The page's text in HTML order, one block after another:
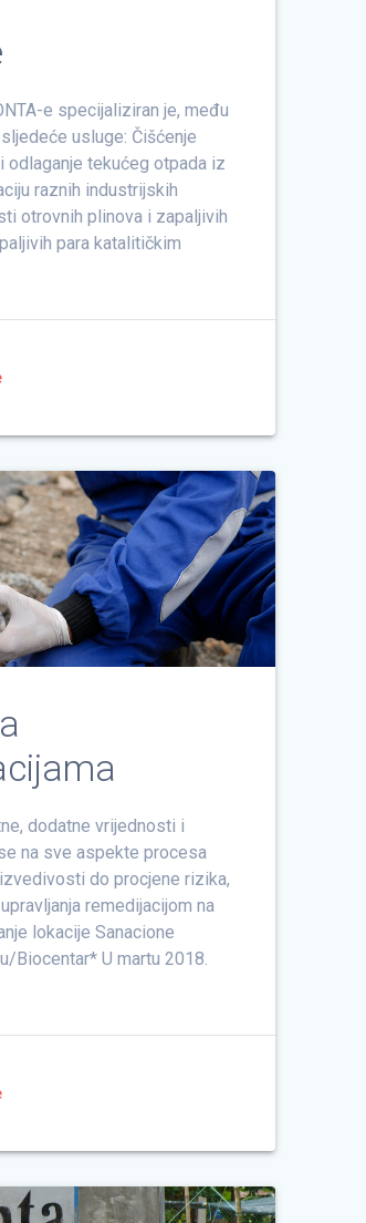
e specijaliziran je, među
usluge: Čišćenje
odlaganje tekućeg otpada iz
raznih industrijskih
otrovnih plinova i zapaljivih
para katalitičkim
dodatne vrijednosti i
na sve aspekte procesa
do procjene rizika,
remedijacijom na
lokacije Sanacione
Biocentar* U martu 2018.